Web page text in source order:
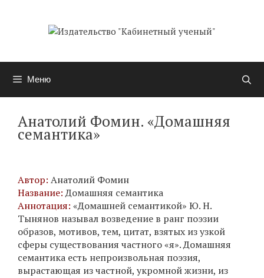
содержимому
Меню
Анатолий Фомин. «Домашняя
семантика»
Автор: Анатолий Фомин
Название:Домашняя семантика
Аннотация: «Домашней семантикой» Ю. Н.
Тынянов называл возведение в ранг поэзии
образов, мотивов, тем, цитат, взятых из узкой
сферы существования частного «я». Домашняя
семантика есть непроизвольная поэзия,
вырастающая из частной, укромной жизни, из